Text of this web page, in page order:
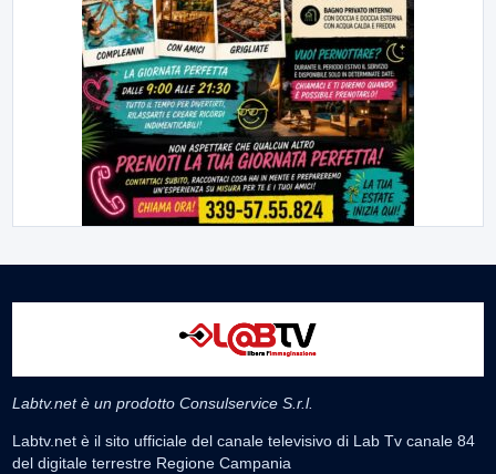
Labtv.net è un prodotto Consulservice S.r.l.
Labtv.net è il sito ufficiale del canale televisivo di Lab Tv canale 84
del digitale terrestre Regione Campania